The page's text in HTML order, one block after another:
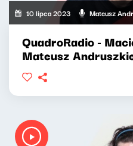
10 lipca 2023 Mateusz
QuadroRadio -
Mateusz